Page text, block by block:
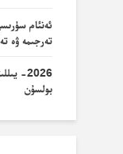
تەرجىمە ۋە
2026-
بولسۇن